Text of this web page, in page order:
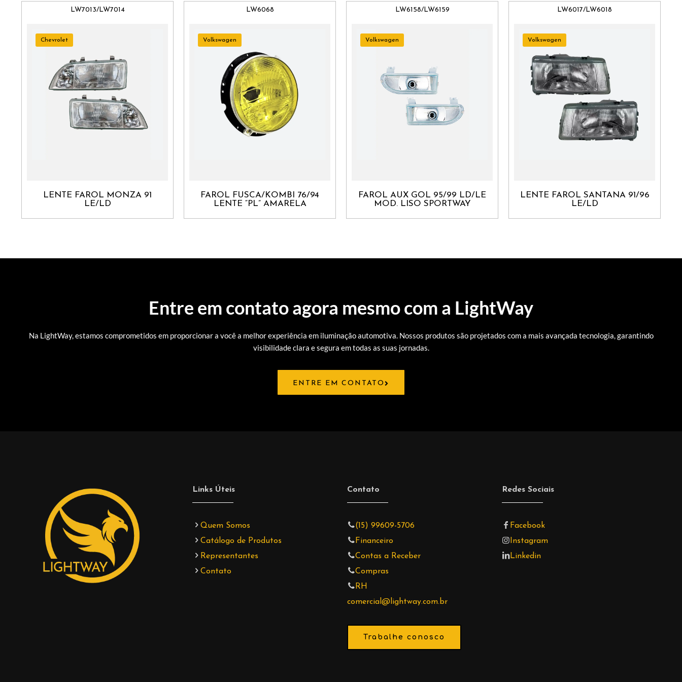
LW7013/LW7014
Chevrolet
LENTE FAROL MONZA 91
LE/LD
LW6068
Volkswagen
FAROL FUSCA/KOMBI 76/94
LENTE “PL” AMARELA
LW6158/LW6159
Volkswagen
FAROL AUX GOL 95/99 LD/LE
MOD. LISO SPORTWAY
LW6017/LW6018
Volkswagen
LENTE FAROL SANTANA 91/96
LE/LD
Entre em contato agora mesmo com a LightWay
Na LightWay, estamos comprometidos em proporcionar a você a melhor experiência em iluminação automotiva. Nossos produtos são projetados com a mais avançada tecnologia, garantindo
visibilidade clara e segura em todas as suas jornadas.
ENTRE EM CONTATO
Links Úteis
Quem Somos
Catálogo de Produtos
Representantes
Contato
Contato
(15) 99609-5706
Financeiro
Contas a Receber
Compras
RH
comercial@lightway.com.br
Trabalhe conosco
Redes Sociais
Facebook
Instagram
Linkedin